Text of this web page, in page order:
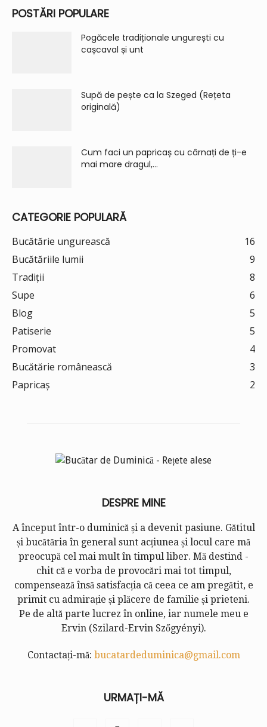
POSTĂRI POPULARE
Pogăcele tradiționale ungurești cu
cașcaval și unt
Supă de pește ca la Szeged (Rețeta
originală)
Cum faci un papricaș cu cârnați de ți-e
mai mare dragul,...
CATEGORIE POPULARĂ
Bucătărie ungurească
16
Bucătăriile lumii
9
Tradiții
8
Supe
6
Blog
5
Patiserie
5
Promovat
4
Bucătărie românească
3
Papricaș
2
DESPRE MINE
A început într-o duminică și a devenit pasiune. Gătitul
și bucătăria în general sunt acțiunea și locul care mă
preocupă cel mai mult în timpul liber. Mă destind -
chit că e vorba de provocări mai tot timpul,
compensează însă satisfacția că ceea ce am pregătit, e
primit cu admirație și plăcere de familie și prieteni.
Pe de altă parte lucrez în online, iar numele meu e
Ervin (Szilard-Ervin Szőgyényi).
Contactați-mă: bucatardeduminica@gmail.com
URMAȚI-MĂ